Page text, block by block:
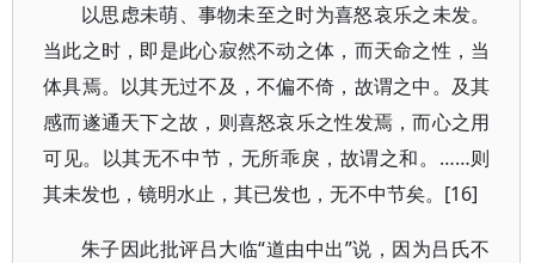
以思虑未萌、事物未至之时为喜怒哀乐之未发。
当此之时，即是此心寂然不动之体，而天命之性，当
体具焉。以其无过不及，不偏不倚，故谓之中。及其
感而遂通天下之故，则喜怒哀乐之性发焉，而心之用
可见。以其无不中节，无所乖戾，故谓之和。……则
其未发也，镜明水止，其已发也，无不中节矣。[16]
朱子因此批评吕大临“道由中出”说，因为吕氏不